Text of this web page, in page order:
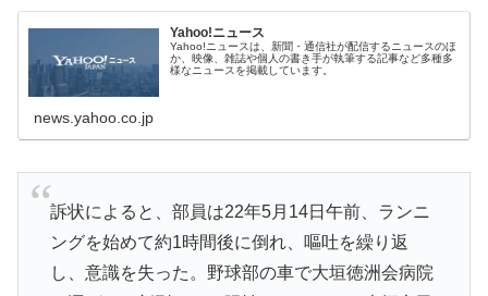
Yahoo!ニュース
Yahoo!ニュースは、新聞・通信社が配信するニュースのほ
か、映像、雑誌や個人の書き手が執筆する記事など多種多
様なニュースを掲載しています。
news.yahoo.co.jp
訴状によると、部員は22年5月14日午前、ランニ
ングを始めて約1時間後に倒れ、嘔吐を繰り返
し、意識を失った。野球部の車で大垣徳洲会病院